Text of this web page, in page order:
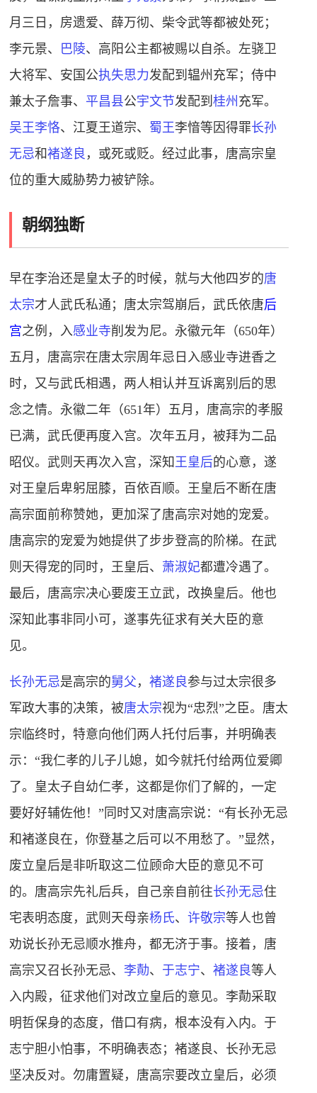
月三日，房遗爱、薛万彻、柴令武等都被处死；
李元景、 巴陵、高阳公主都被赐以自杀。左骁卫
大将军、安国公执失思力发配到辒州充军；侍中
兼太子詹事、 平昌县公宇文节发配到桂州 充军。
吴王李恪、江夏王道宗、 蜀王李愔等因得罪长孙
无忌和褚遂良 ，或死或贬。经过此事，唐高宗皇
位的重大威胁势力被铲除。
朝纲独断
早在李治还是皇太子的时候，就与大他四岁的唐
太宗才人武氏私通；唐太宗驾崩后，武氏依唐后
宫之例，入感业寺削发为尼。永徽元年（650年）
五月，唐高宗在唐太宗周年忌日入感业寺进香之
时，又与武氏相遇，两人相认并互诉离别后的思
念之情。永徽二年（651年）五月，唐高宗的孝服
已满，武氏便再度入宫。次年五月，被拜为二品
昭仪。武则天再次入宫，深知 王皇后的心意，遂
对王皇后卑躬屈膝，百依百顺。王皇后不断在唐
高宗面前称赞她，更加深了唐高宗对她的宠爱。
唐高宗的宠爱为她提供了步步登高的阶梯。在武
则天得宠的同时，王皇后、 萧淑妃都遭冷遇了。
最后，唐高宗决心要废王立武，改换皇后。他也
深知此事非同小可，遂事先征求有关大臣的意
见。
长孙无忌是高宗的舅父 ，褚遂良参与过太宗很多
军政大事的决策，被唐太宗视为“忠烈”之臣。唐太
宗临终时，特意向他们两人托付后事，并明确表
示：“我仁孝的儿子儿媳，如今就托付给两位爱卿
了。皇太子自幼仁孝，这都是你们了解的，一定
要好好辅佐他！”同时又对唐高宗说：“有长孙无忌
和褚遂良在，你登基之后可以不用愁了。”显然，
废立皇后是非听取这二位顾命大臣的意见不可
的。唐高宗先礼后兵，自己亲自前往长孙无忌住
宅表明态度，武则天母亲杨氏、许敬宗等人也曾
劝说长孙无忌顺水推舟，都无济于事。接着，唐
高宗又召长孙无忌、 李勣、 于志宁、褚遂良等人
入内殿，征求他们对改立皇后的意见。李勣采取
明哲保身的态度，借口有病，根本没有入内。于
志宁胆小怕事，不明确表态；褚遂良、长孙无忌
坚决反对。勿庸置疑，唐高宗要改立皇后，必须